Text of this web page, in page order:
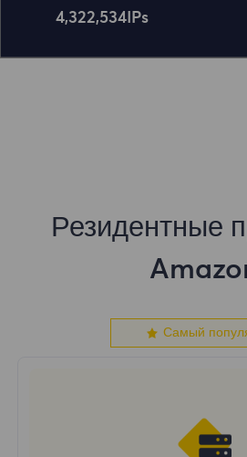
4,322,534 IPs
Резидентные
Самый